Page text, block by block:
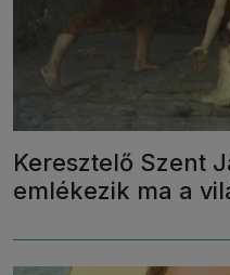
Keresztelő Szent
emlékezik ma a